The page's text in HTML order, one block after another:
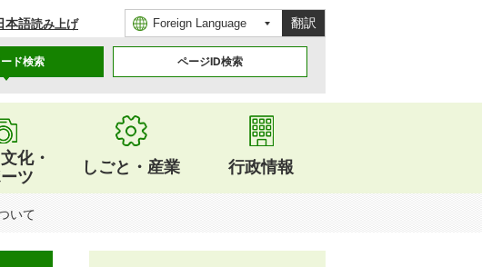
本語読み上げ 翻訳
ド検索 ページID検索
化・
ツ
しごと・産業 行政情報
いて